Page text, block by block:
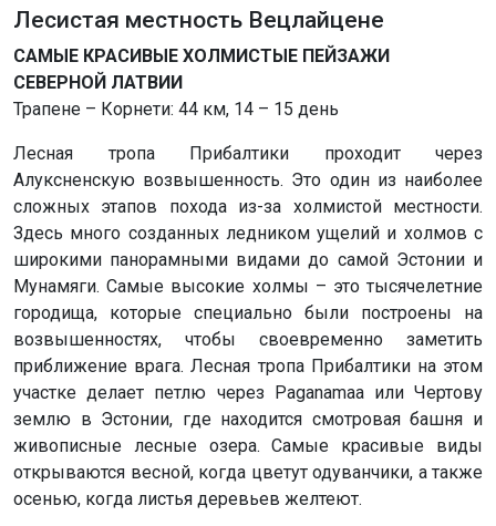
Лесистая местность Вецлайцене
САМЫЕ КРАСИВЫЕ ХОЛМИСТЫЕ ПЕЙЗАЖИ
СЕВЕРНОЙ ЛАТВИИ
Трапене – Корнети: 44 км, 14 – 15 день
Лесная тропа Прибалтики проходит через
Алуксненскую возвышенность. Это один из наиболее
сложных этапов похода из-за холмистой местности.
Здесь много созданных ледником ущелий и холмов с
широкими панорамными видами до самой Эстонии и
Мунамяги. Самые высокие холмы – это тысячелетние
городища, которые специально были построены на
возвышенностях, чтобы своевременно заметить
приближение врага. Лесная тропа Прибалтики на этом
участке делает петлю через Paganamaa или Чертову
землю в Эстонии, где находится смотровая башня и
живописные лесные озера. Самые красивые виды
открываются весной, когда цветут одуванчики, а также
осенью, когда листья деревьев желтеют.